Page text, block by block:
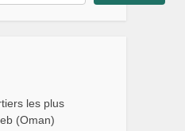
les plus
(Oman)